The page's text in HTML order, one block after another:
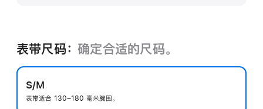
表带尺码： 确定合适的尺码。
S/M
表带适合 130–180 毫米腕围。